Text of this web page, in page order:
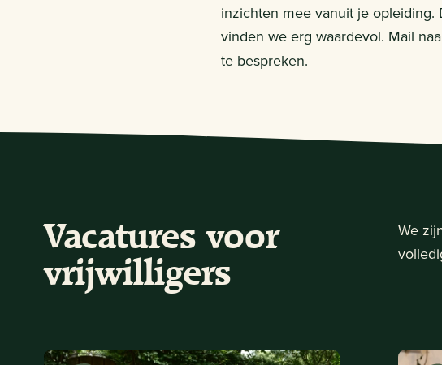
inzichten mee vanuit je opleiding.
vinden we erg waardevol. Mail
te bespreken.
Vacatures voor
vrijwilligers
We